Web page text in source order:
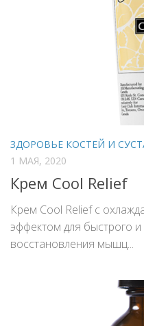
ЗДОРОВЬЕ КОСТЕЙ И
1 МАЯ, 2020
Крем Cool Relief
Крем Cool Relief с
эффектом для быстрого
восстановления мышц...